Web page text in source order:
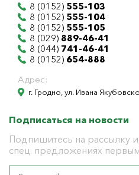
8 (0152) 555-103
8 (0152) 555-104
8 (0152) 555-105
8 (029) 889-46-41
8 (044) 741-46-41
8 (0152) 654-888
Адрес:
г. Гродно, ул. Ивана
Подписаться на новости
Подпишитесь на рассылку
спец. предложениях